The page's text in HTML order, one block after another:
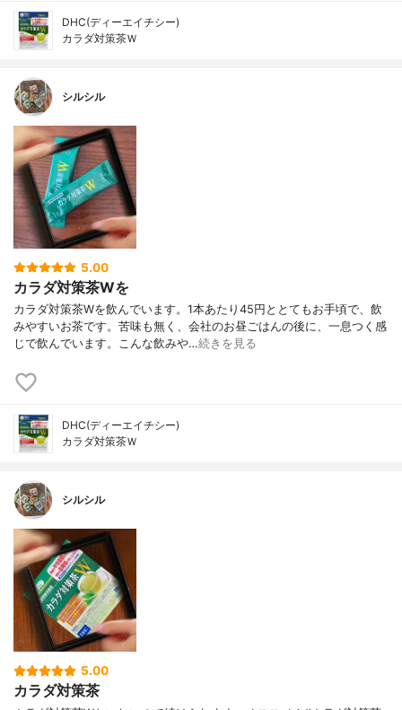
DHC(ディーエイチシー)
カラダ対策茶Ｗ
シルシル
5.00
カラダ対策茶Wを
カラダ対策茶Wを飲んでいます。1本あたり45円ととてもお手頃で、飲
みやすいお茶です。苦味も無く、会社のお昼ごはんの後に、一息つく感
じで飲んでいます。こんな飲みや…続きを見る
DHC(ディーエイチシー)
カラダ対策茶Ｗ
シルシル
5.00
カラダ対策茶